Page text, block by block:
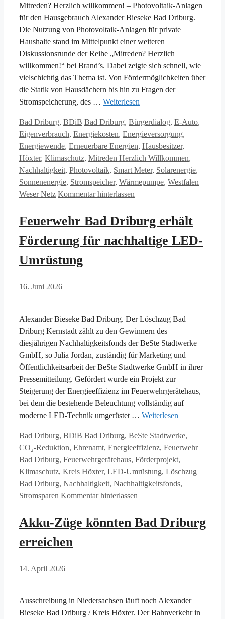
Mitreden? Herzlich willkommen! – Photovoltaik-Anlagen
für den Hausgebrauch Alexander Bieseke Bad Driburg.
Die Nutzung von Photovoltaik-Anlagen für private
Haushalte stand im Mittelpunkt einer weiteren
Diskussionsrunde der Reihe „Mitreden? Herzlich
willkommen!“ bei Brand’s. Dabei zeigte sich schnell, wie
vielschichtig das Thema ist. Von Fördermöglichkeiten über
die Statik von Hausdächern bis hin zu Fragen der
Stromspeicherung, des … Weiterlesen
Kategorien
Bad Driburg, BDiB Schlagwörter
Bad Driburg, Bürgerdialog, E-Auto,
Eigenverbrauch, Energiekosten, Energieversorgung,
Energiewende, Erneuerbare Energien, Hausbesitzer,
Höxter, Klimaschutz, Mitreden Herzlich Willkommen,
Nachhaltigkeit, Photovoltaik, Smart Meter, Solarenergie,
Sonnenenergie, Stromspeicher, Wärmepumpe, Westfalen
Weser Netz Kommentar hinterlassen
Feuerwehr Bad Driburg erhält
Förderung für nachhaltige LED-
Umrüstung
16. Juni 2026
Alexander Bieseke Bad Driburg. Der Löschzug Bad
Driburg Kernstadt zählt zu den Gewinnern des
diesjährigen Nachhaltigkeitsfonds der BeSte Stadtwerke
GmbH, so Julia Jordan, zuständig für Marketing und
Öffentlichkeitsarbeit der BeSte Stadtwerke GmbH in ihrer
Pressemitteilung. Gefördert wurde ein Projekt zur
Steigerung der Energieeffizienz im Feuerwehrgerätehaus,
bei dem die bestehende Beleuchtung vollständig auf
moderne LED-Technik umgerüstet … Weiterlesen
Kategorien
Bad Driburg, BDiB Schlagwörter
Bad Driburg, BeSte Stadtwerke,
CO₂-Reduktion, Ehrenamt, Energieeffizienz, Feuerwehr
Bad Driburg, Feuerwehrgerätehaus, Förderprojekt,
Klimaschutz, Kreis Höxter, LED-Umrüstung, Löschzug
Bad Driburg, Nachhaltigkeit, Nachhaltigkeitsfonds,
Stromsparen Kommentar hinterlassen
Akku-Züge könnten Bad Driburg
erreichen
14. April 2026
Ausschreibung in Niedersachsen läuft noch Alexander
Bieseke Bad Driburg / Kreis Höxter. Der Bahnverkehr in